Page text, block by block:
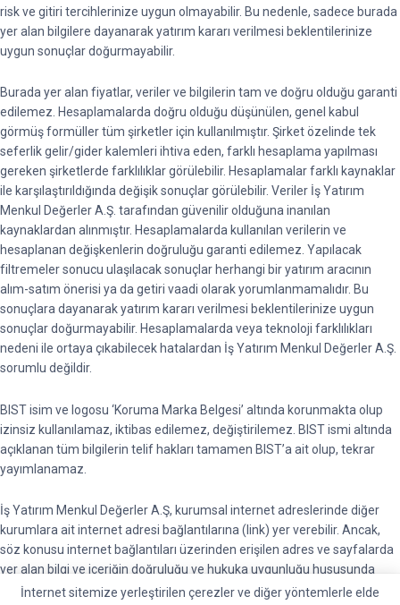
risk ve gitiri tercihlerinize uygun olmayabilir. Bu nedenle, sadece burada
yer alan bilgilere dayanarak yatırım kararı verilmesi beklentilerinize
uygun sonuçlar doğurmayabilir.
Burada yer alan fiyatlar, veriler ve bilgilerin tam ve doğru olduğu garanti
edilemez. Hesaplamalarda doğru olduğu düşünülen, genel kabul
görmüş formüller tüm şirketler için kullanılmıştır. Şirket özelinde tek
seferlik gelir/gider kalemleri ihtiva eden, farklı hesaplama yapılması
gereken şirketlerde farklılıklar görülebilir. Hesaplamalar farklı kaynaklar
ile karşılaştırıldığında değişik sonuçlar görülebilir. Veriler İş Yatırım
Menkul Değerler A.Ş. tarafından güvenilir olduğuna inanılan
kaynaklardan alınmıştır. Hesaplamalarda kullanılan verilerin ve
hesaplanan değişkenlerin doğruluğu garanti edilemez. Yapılacak
filtremeler sonucu ulaşılacak sonuçlar herhangi bir yatırım aracının
alım-satım önerisi ya da getiri vaadi olarak yorumlanmamalıdır. Bu
sonuçlara dayanarak yatırım kararı verilmesi beklentilerinize uygun
sonuçlar doğurmayabilir. Hesaplamalarda veya teknoloji farklılıkları
nedeni ile ortaya çıkabilecek hatalardan İş Yatırım Menkul Değerler A.Ş.
sorumlu değildir.
BIST isim ve logosu ‘Koruma Marka Belgesi’ altında korunmakta olup
izinsiz kullanılamaz, iktibas edilemez, değiştirilemez. BIST ismi altında
açıklanan tüm bilgilerin telif hakları tamamen BIST’a ait olup, tekrar
yayımlanamaz.
İş Yatırım Menkul Değerler A.Ş, kurumsal internet adreslerinde diğer
kurumlara ait internet adresi bağlantılarına (link) yer verebilir. Ancak,
söz konusu internet bağlantıları üzerinden erişilen adres ve sayfalarda
yer alan bilgi ve içeriğin doğruluğu ve hukuka uygunluğu hususunda
garanti vermemektedir ve sorumluluk kabul etmemektedir.
İnternet sitemize yerleştirilen çerezler ve diğer yöntemlerle elde